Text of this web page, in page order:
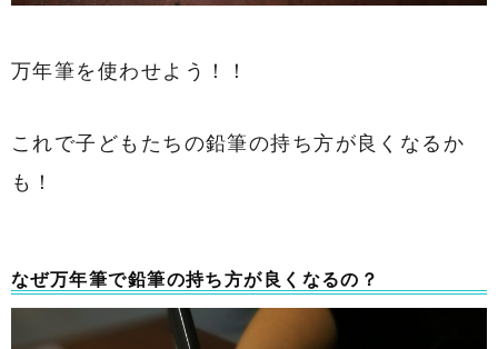
万年筆を使わせよう！！
これで子どもたちの鉛筆の持ち方が良くなるか
も！
なぜ万年筆で鉛筆の持ち方が良くなるの？